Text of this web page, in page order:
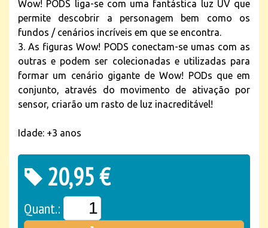
Wow! PODS liga-se com uma fantástica luz UV que
permite descobrir a personagem bem como os
fundos / cenários incríveis em que se encontra.
3. As figuras Wow! PODS conectam-se umas com as
outras e podem ser colecionadas e utilizadas para
formar um cenário gigante de Wow! PODs que em
conjunto, através do movimento de ativação por
sensor, criarão um rasto de luz inacreditável!
Idade: +3 anos
20,95 €
Quant.: